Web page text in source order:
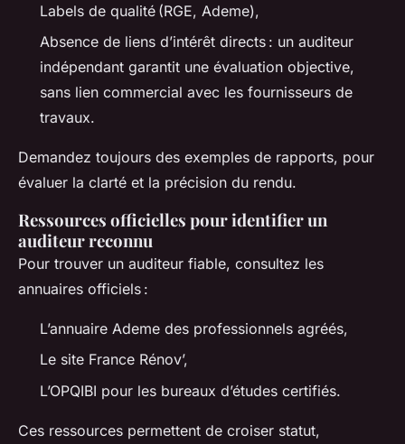
Labels de qualité (RGE, Ademe),
Absence de liens d’intérêt directs : un auditeur
indépendant garantit une évaluation objective,
sans lien commercial avec les fournisseurs de
travaux.
Demandez toujours des exemples de rapports, pour
évaluer la clarté et la précision du rendu.
Ressources officielles pour identifier un
auditeur reconnu
Pour trouver un auditeur fiable, consultez les
annuaires officiels :
L’annuaire Ademe des professionnels agréés,
Le site France Rénov’,
L’OPQIBI pour les bureaux d’études certifiés.
Ces ressources permettent de croiser statut,